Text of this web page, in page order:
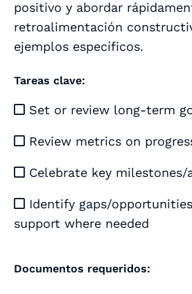
positivo y abordar
retroalimentación
ejemplos específicos.
Tareas clave:
 Set or review long-term
 Review metrics on
 Celebrate key milestones/
 Identify gaps/
support where needed
Documentos requeridos: